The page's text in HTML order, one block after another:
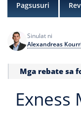
Pagsusuri
Sinulat ni
Alexandreas
Mga rebate sa
Exness